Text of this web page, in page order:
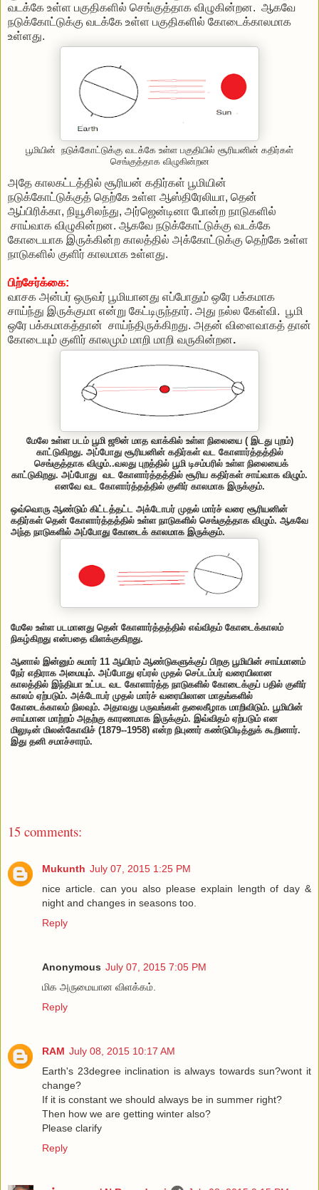
வடக்கே உள்ள பகுதிகளில் செங்குத்தாக விழுகின்றன. ஆகவே
நடுக்கோட்டுக்கு வடக்கே உள்ள பகுதிகளில் கோடைக்காலமாக
உள்ளது.
பூமியின் நடுக்கோட்டுக்கு வடக்கே உள்ள பகுதியில் சூரியனின் கதிர்கள்
செங்குத்தாக விழுகின்றன
அதே காலகட்டத்தில் சூரியன் கதிர்கள் பூமியின்
நடுக்கோட்டுக்குத் தெற்கே உள்ள ஆஸ்திரேலியா, தென்
ஆப்பிரிக்கா, நியூசிலந்து, அர்ஜென்டினா போன்ற நாடுகளில்
சாய்வாக விழுகின்றன. ஆகவே நடுக்கோட்டுக்கு வடக்கே
கோடையாக இருக்கின்ற காலத்தில் அக்கோட்டுக்கு தெற்கே உள்ள
நாடுகளில் குளிர் காலமாக உள்ளது.
பிற்சேர்க்கை:
வாசக அன்பர் ஒருவர் பூமியானது எப்போதும் ஒரே பக்கமாக
சாய்ந்து இருக்குமா என்று கேட்டிருந்தார். அது நல்ல கேள்வி. பூமி
ஒரே பக்கமாகத்தான் சாய்ந்திருக்கிறது. அதன் விளைவாகத் தான்
கோடையும் குளிர் காலமும் மாறி மாறி வருகின்றன.
மேலே உள்ள படம் பூமி ஜூன் மாத வாக்கில் உள்ள நிலையை ( இடது புறம்)
காட்டுகிறது. அப்போது சூரியனின் கதிர்கள் வட கோளார்த்தத்தில்
செங்குத்தாக விழும்..வலது புறத்தில் பூமி டிசம்பரில் உள்ள நிலையைக்
காட்டுகிறது. அப்போது வட கோளார்த்தத்தில் சூரிய கதிர்கள் சாய்வாக விழும்.
எனவே வட கோளார்த்தத்தில் குளிர் காலமாக இருக்கும்.
ஒவ்வொரு ஆண்டும் கிட்டத்தட்ட அக்டோபர் முதல் மார்ச் வரை சூரியனின்
கதிர்கள் தென் கோளார்த்தத்தில் உள்ள நாடுகளில் செங்குத்தாக விழும். ஆகவே
அந்த நாடுகளில் அப்போது கோடைக் காலமாக இருக்கும்.
மேலே உள்ள படமானது தென் கோளார்த்தத்தில் எவ்விதம் கோடைக்காலம்
நிகழ்கிறது என்பதை விளக்குகிறது.
ஆனால் இன்னும் சுமார் 11 ஆயிரம் ஆண்டுகளுக்குப் பிறகு பூமியின் சாய்மானம்
நேர் எதிராக அமையும். அப்போது ஏப்ரல் முதல் செப்டம்பர் வரையிலான
காலத்தில் இந்தியா உட்பட வட கோளார்த்த நாடுகளில் கோடைக்குப் பதில் குளிர்
காலம் ஏற்படும். அக்டோபர் முதல் மார்ச் வரையிலான மாதங்களில்
கோடைக்காலம் நிலவும். அதாவது பருவங்கள் தலைகீழாக மாறிவிடும். பூமியின்
சாய்மான மாற்றம் அதற்கு காரணமாக இருக்கும். இவ்விதம் ஏற்படும் என
மிலுடின் மிலன்கோவிச் (1879--1958) என்ற நிபுணர் கண்டுபிடித்துக் கூறினார்.
இது தனி சமாச்சாரம்.
15 comments:
Mukunth July 07, 2015 1:25 PM
nice article. can you also please explain length of day &
night and changes in seasons too.
Reply
Anonymous July 07, 2015 7:05 PM
மிக அருமையான விளக்கம்.
Reply
RAM July 08, 2015 10:17 AM
Earth's 23degree inclination is always towards sun?wont it
change?
If it is constant we should always be in summer right?
Then how we are getting winter also?
Please clarify
Reply